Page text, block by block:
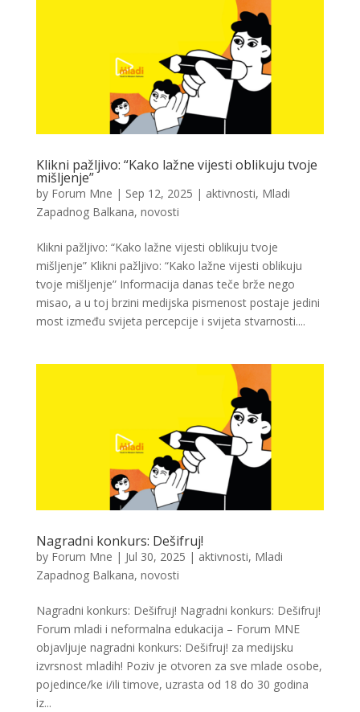
Klikni pažljivo: “Kako lažne vijesti oblikuju tvoje
mišljenje”
by Forum Mne | Sep 12, 2025 | aktivnosti, Mladi
Zapadnog Balkana, novosti
Klikni pažljivo: “Kako lažne vijesti oblikuju tvoje
mišljenje” Klikni pažljivo: “Kako lažne vijesti oblikuju
tvoje mišljenje” Informacija danas teče brže nego
misao, a u toj brzini medijska pismenost postaje jedini
most između svijeta percepcije i svijeta stvarnosti....
Nagradni konkurs: Dešifruj!
by Forum Mne | Jul 30, 2025 | aktivnosti, Mladi
Zapadnog Balkana, novosti
Nagradni konkurs: Dešifruj! Nagradni konkurs: Dešifruj!
Forum mladi i neformalna edukacija – Forum MNE
objavljuje nagradni konkurs: Dešifruj! za medijsku
izvrsnost mladih! Poziv je otvoren za sve mlade osobe,
pojedince/ke i/ili timove, uzrasta od 18 do 30 godina
iz...